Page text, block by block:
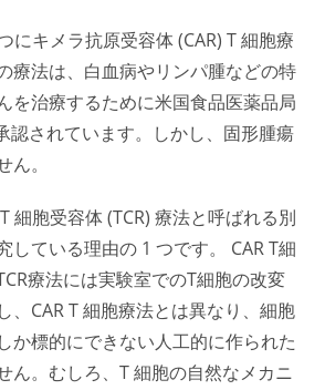
にキメラ抗原受容体 (CAR) T 細胞療
療法は、白血病やリンパ腫などの特
を治療するために米国食品医薬品局
認されています。しかし、固形腫瘍
。
細胞受容体 (TCR) 療法と呼ばれる別
している理由の 1 つです。 CAR T細
療法には実験室でのT細胞の改変
、CAR T 細胞療法とは異なり、細胞
か標的にできない人工的に作られた
ん。むしろ、T 細胞の自然なメカニ